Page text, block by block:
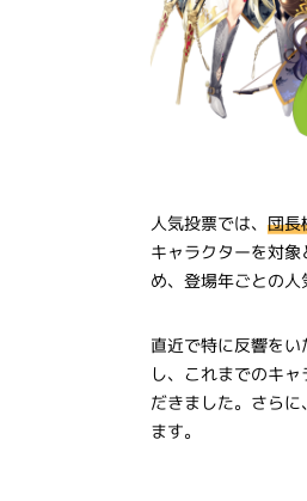
人気投票では、 団長
キャラクターを対
め、登場年ごとの人
直近で特に反響を
し、これまでのキ
だきました。さら
ます。